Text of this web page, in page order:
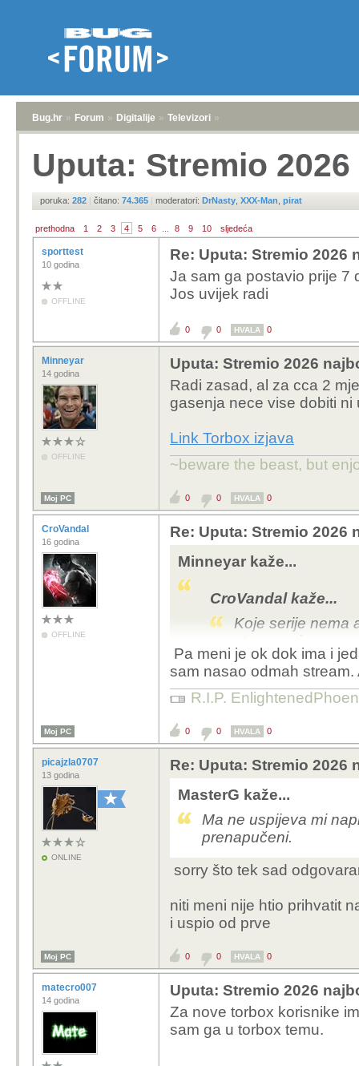
Bug.hr » Forum » Digitalije » Televizori »
Uputa: Stremio
poruka: 282 | čitano: 74.365 | moderatori: DrNasty XXX-Man pirat
prethodna 1 2 3 4 5 6 8 9 10 sljedeća
sporttest
10 godina
OFFLINE
Re: Uputa: Stremio 2026
Ja sam ga postavio prije 7
Jos uvijek radi
0 0 HVALA 0
Minneyar
14 godina
OFFLINE
Uputa: Stremio 2026
Radi zasad, al za cca 2
gasenja nece vise dobiti ni
Link Torbox izjava
~beware the beast, but
Moj PC 0 0 HVALA 0
CroVandal
16 godina
OFFLINE
Re: Uputa: Stremio 2026
Minneyar kaže...
CroVandal kaže...
Koje serije nema
streamovi
Rade svi ili vecina
75% ne vidis (dakle,
Pa meni je ok dok ima i
sam nasao odmah
R.I.P.
Moj PC 0 0 HVALA 0
picajzla0707
13 godina
ONLINE
Re: Uputa: Stremio 2026
MasterG kaže...
Ma ne uspijeva mi
prenapučeni.
sorry što tek sad
niti meni nije htio prihvatit
i uspio od prve
Moj PC 0 0 HVALA 0
matecro007
14 godina
Uputa: Stremio 2026
Za nove torbox korisnike
sam ga u torbox temu.